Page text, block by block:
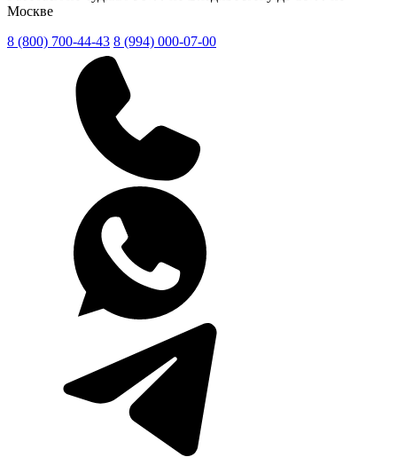
Москве
8 (800) 700-44-43 8 (994) 000-07-00